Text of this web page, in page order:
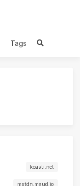
Tags
keasti.net
mstdn.maud.io